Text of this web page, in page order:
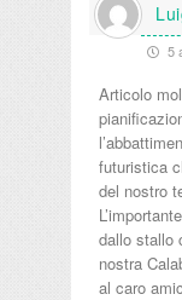
5
Articolo
futuristica
del nostro
dallo stallo
nostra
al caro